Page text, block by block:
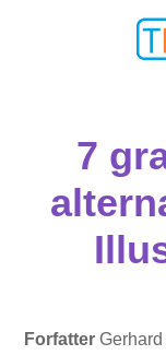
7
Forfatter